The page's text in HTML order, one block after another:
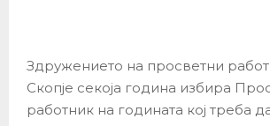
Здружението на просветни
Скопје секоја година избира
работник на годината кој треба